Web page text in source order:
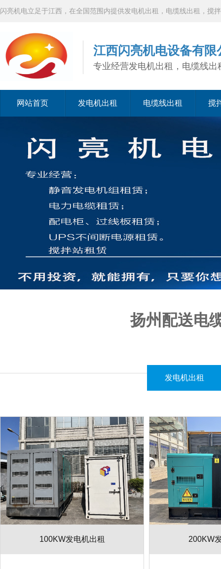
闪亮机电立足于江西，在全国范围内提供发电机出租，电缆线出租，搅
江西闪亮机电设备有限
专业经营发电机出租，电缆线
网站首页 发电机出租 电缆线出租 搅
扬州配送电
江西闪亮机电设备有限公司致力于为客户提供优质的电缆线出租服
我们的电缆线出租服务可适应多种场景，无论是短期作业
发电机出租
100KW发电机出租 200KW